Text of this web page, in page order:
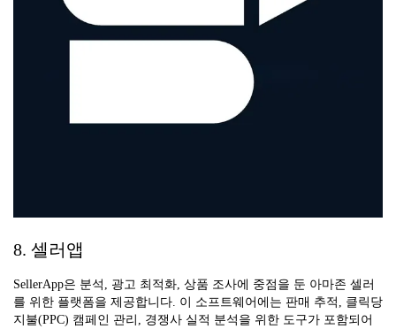
8. 셀러앱
SellerApp은 분석, 광고 최적화, 상품 조사에 중점을 둔 아마존 셀러
를 위한 플랫폼을 제공합니다. 이 소프트웨어에는 판매 추적, 클릭당
지불(PPC) 캠페인 관리, 경쟁사 실적 분석을 위한 도구가 포함되어